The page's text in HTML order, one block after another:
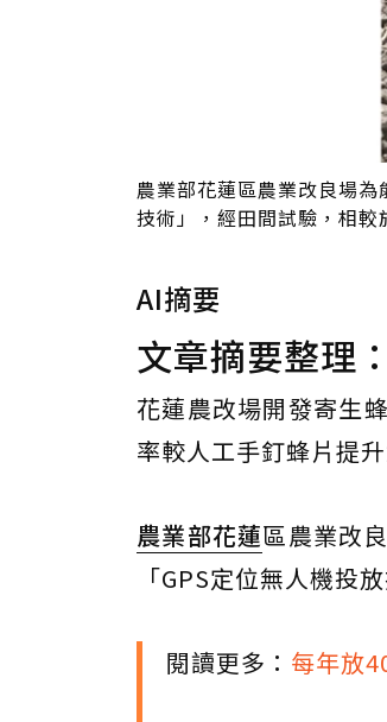
農業部花蓮區農業改良場
技術」，經田間試驗，相
AI摘要
文章摘要整理：
花蓮農改場開發寄生
率較人工手釘蜂片提
農業部花蓮區農業改
「GPS定位無人機投
閱讀更多： 每年放